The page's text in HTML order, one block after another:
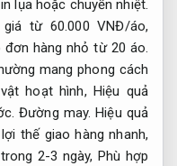
lụa hoặc chuyển nhiệt.
từ 60.000 VNĐ/áo,
hàng nhỏ từ 20 áo.
mang phong cách
hoạt hình, Hiệu quả
Đường may. Hiệu quả
thế giao hàng nhanh,
2-3 ngày, Phù hợp